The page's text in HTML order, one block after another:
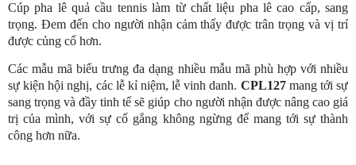
Cúp pha lê quả cầu tennis làm từ chất liệu pha lê cao cấp, sang
trọng. Đem đến cho người nhận cảm thấy được trân trọng và vị trí
được củng cố hơn.
Các mẫu mã biểu trưng đa dạng nhiều mẫu mã phù hợp với nhiều
sự kiện hội nghị, các lễ kỉ niệm, lễ vinh danh. CPL127 mang tới sự
sang trọng và đầy tinh tế sẽ giúp cho người nhận được nâng cao giá
trị của mình, với sự cố gắng không ngừng để mang tới sự thành
công hơn nữa.